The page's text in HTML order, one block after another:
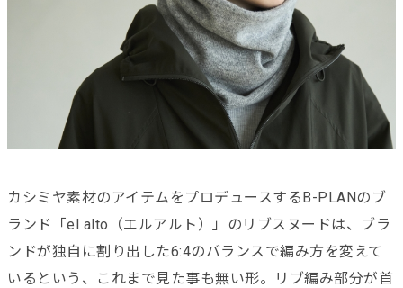
カシミヤ素材のアイテムをプロデュースするB-PLANのブ
ランド「el alto（エルアルト）」のリブスヌードは、ブラ
ンドが独自に割り出した6:4のバランスで編み方を変えて
いるという、これまで見た事も無い形。リブ編み部分が首